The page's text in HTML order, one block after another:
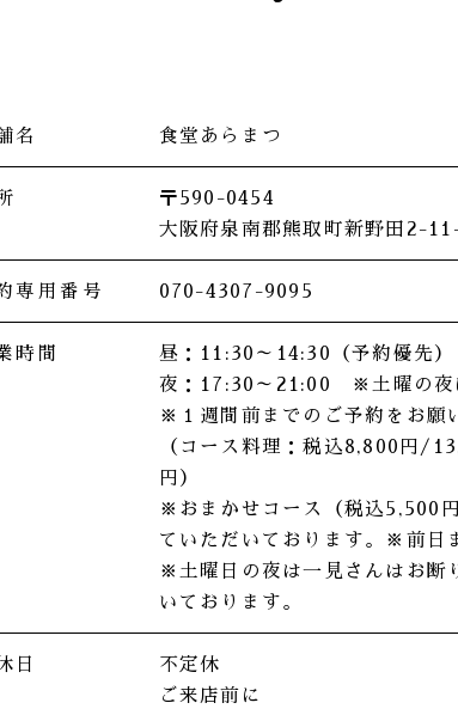
名 食堂あらまつ
〒​590-0454
大阪府泉南郡熊取町新野田2-
専用番号 070-4307-9095
時間
昼：11:30～14:30（予約優先）
夜：17:30～21:00 ※土曜の夜
※１週間前までのご予約をお願
（コース料理：税込8,800円/
円）
※おまかせコース（税込5,500
ていただいております。※前日
※土曜日の夜は一見さんはお断
いております。
日
不定休
ご来店前に